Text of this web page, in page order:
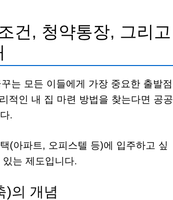
건, 청약통장, 그리고
는 모든 이들에게 가장 중요한 출발점
적인 내 집 마련 방법을 찾는다면 공공
.
(아파트, 오피스텔 등)에 입주하고 싶
는 제도입니다.
)의 개념